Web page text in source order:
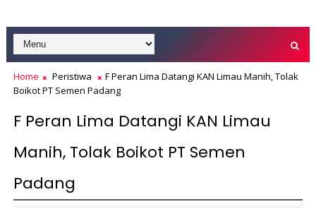
Home Peristiwa
F Peran Lima Datangi KAN Limau Manih, Tolak
Boikot PT Semen Padang
F Peran Lima Datangi KAN Limau
Manih, Tolak Boikot PT Semen
Padang